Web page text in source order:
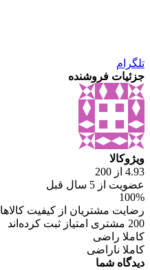
تلگرام
جزئیات فروشنده
ویژوکالا
4.93 از 200
عضویت از 5 سال قبل
100%
رضایت مشتریان از کیفیت کالاها
200 مشتری امتیاز ثبت کرده‌اند
کاملا راضی
کاملا ناراضی
دیدگاه شما